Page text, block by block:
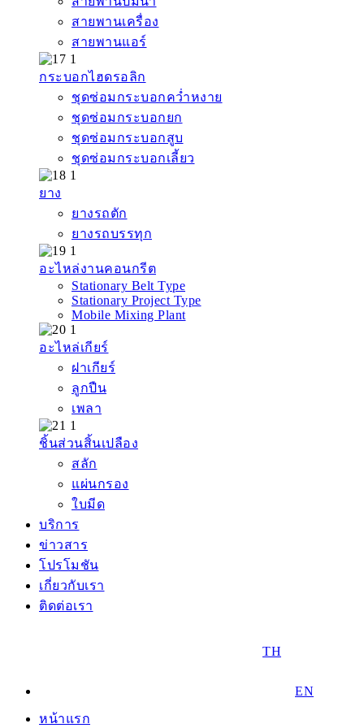
สายพานเครื่อง
สายพานแอร์
กระบอกไฮดรอลิก
ชุดซ่อมกระบอกคว่ำหงาย
ชุดซ่อมกระบอกยก
ชุดซ่อมกระบอกสูบ
ชุดซ่อมกระบอกเลี้ยว
ยาง
ยางรถตัก
ยางรถบรรทุก
อะไหล่งานคอนกรีต
Stationary Belt Type
Stationary Project Type
Mobile Mixing Plant
อะไหล่เกียร์
ฝาเกียร์
ลูกปืน
เพลา
ชิ้นส่วนสิ้นเปลือง
สลัก
แผ่นกรอง
ใบมีด
บริการ
ข่าวสาร
โปรโมชัน
เกี่ยวกับเรา
ติดต่อเรา
TH
EN
หน้าแรก